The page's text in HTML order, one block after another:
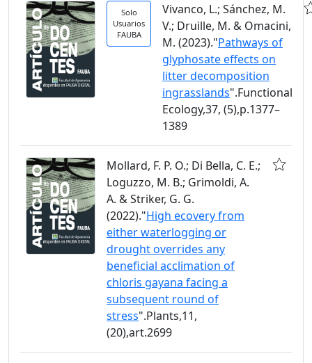
Solo
Usuarios
FAUBA
Vivanco, L.; Sánchez, M.
V.; Druille, M. & Omacini,
M. (2023)."Pathways of
glyphosate effects on
litter decomposition
ingrasslands".Functional
Ecology,37, (5),p.1377–
1389
Mollard, F. P. O.; Di Bella, C. E.;
Loguzzo, M. B.; Grimoldi, A.
A. & Striker, G. G.
(2022)."High ecovery from
either waterlogging or
drought overrides any
beneficial acclimation of
chloris gayana facing a
subsequent round of
stress".Plants,11,
(20),art.2699